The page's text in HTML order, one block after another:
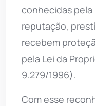
conhecidas
reputação,
recebem
pela Lei da
9.279/1996).
Com esse